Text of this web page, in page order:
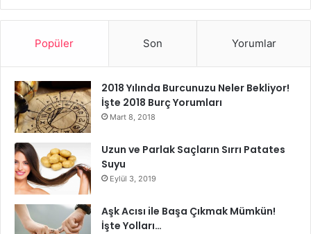
Popüler Son Yorumlar
2018 Yılında Burcunuzu Neler Bekliyor!
İşte 2018 Burç Yorumları
Mart 8, 2018
Uzun ve Parlak Saçların Sırrı Patates
Suyu
Eylül 3, 2019
Aşk Acısı ile Başa Çıkmak Mümkün!
İşte Yolları…